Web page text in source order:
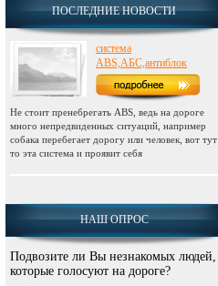
ПОСЛЕДНИЕ НОВОСТИ
система
ABS,АБС,антиблок
Не стоит пренебрегать АВS, ведь на дороге
много непредвиденных ситуаций, например
собака перебегает дорогу или человек, вот тут
то эта система и проявит себя
НАШ ОПРОС
Подвозите ли Вы незнакомых людей,
которые голосуют на дороге?